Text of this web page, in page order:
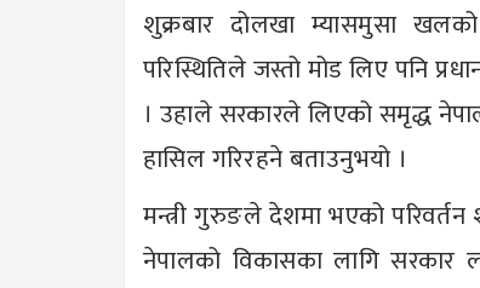
शुक्रबार दोलखा म्यासमुसा
परिस्थितिले जस्तो मोड लिए पनि
। उहाले सरकारले लिएको समृद्ध
हासिल गरिरहने बताउनुभयो ।
मन्त्री गुरुङले देशमा भएको
नेपालको विकासका लागि सरकार